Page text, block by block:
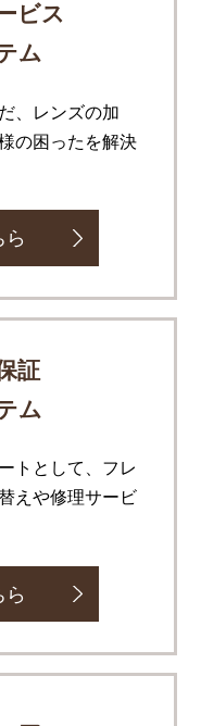
ビス
ム
、レンズの加
の困ったを解決
証
ム
トとして、フレ
えや修理サービ